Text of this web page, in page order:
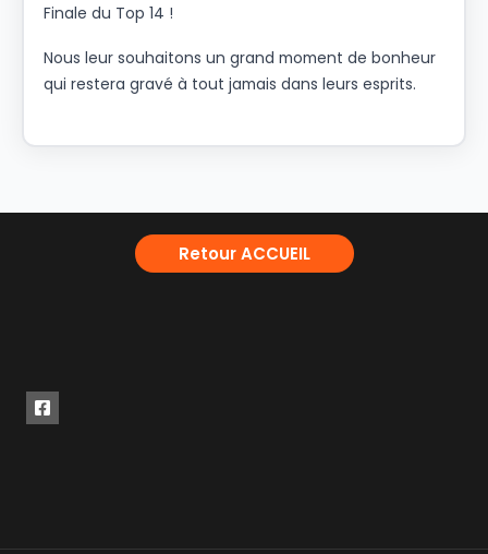
Finale du Top 14 !
Nous leur souhaitons un grand moment de bonheur
qui restera gravé à tout jamais dans leurs esprits.
Retour ACCUEIL